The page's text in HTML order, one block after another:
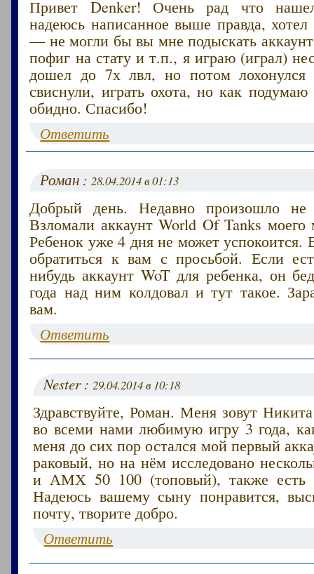
Привет Denker! Очень рад что
надеюсь написанное выше правда,
— не могли бы вы мне подыскать
пофиг на стату и т.п., я играю (играл)
дошел до 7х лвл, но потом
свиснули, играть охота, но как подумаю
обидно. Спасибо!
Ответить
Роман :28.04.2014 в 01:13
Добрый день. Недавно произошло не
Взломали аккаунт World Of Tanks
Ребенок уже 4 дня не может успокоится.
обратиться к вам с просьбой. Если
нибудь аккаунт WoT для ребенка, он
года над ним колдовал и тут такое.
вам.
Ответить
Nester :29.04.2014 в 10:18
Здравствуйте, Роман. Меня зовут
во всеми нами любимую игру 3 года,
меня до сих пор остался мой первый
раковый, но на нём исследовано
и АМХ 50 100 (топовый), также есть
Надеюсь вашему сыну понравится,
почту, творите добро.
Ответить